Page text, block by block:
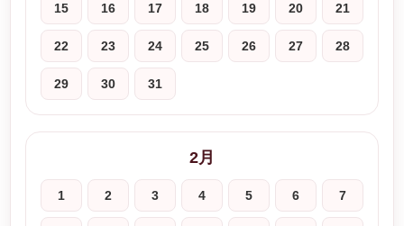
15 16 17 18 19 20 21
22 23 24 25 26 27 28
29 30 31
2月
1 2 3 4 5 6 7